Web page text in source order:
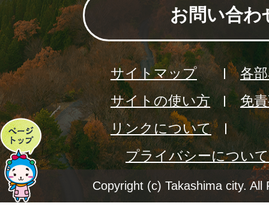
ペ
ー
ジ
お問い合わ
サイトマップ
各
サイトの使い方
免
リンクについて
プライバシーについて
Copyright (c) Takashima city. All